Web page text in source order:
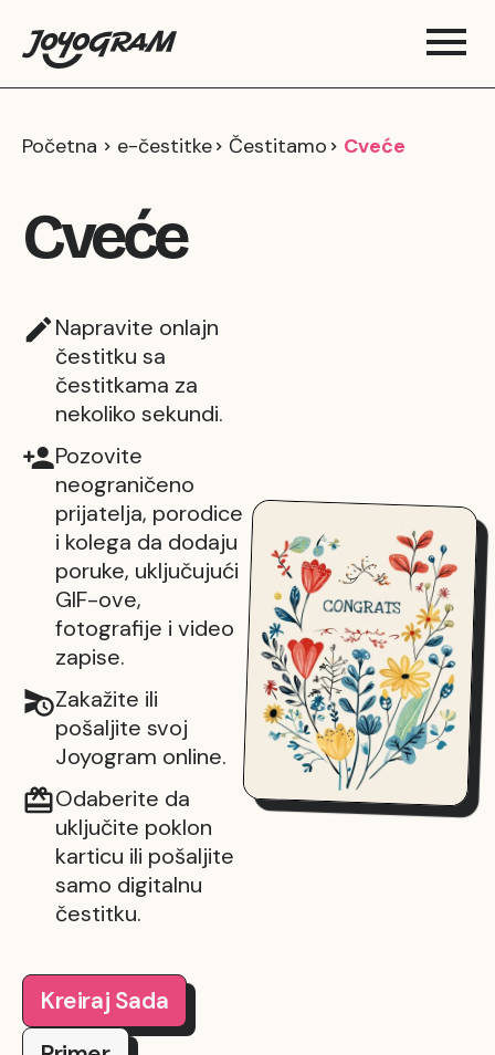
Početna e-čestitke Čestitamo Cveće
Cveće
Napravite onlajn
čestitku sa
čestitkama za
nekoliko sekundi.
Pozovite
neograničeno
prijatelja, porodice
i kolega da dodaju
poruke, uključujući
GIF-ove,
fotografije i video
zapise.
Zakažite ili
pošaljite svoj
Joyogram online.
Odaberite da
uključite poklon
karticu ili pošaljite
samo digitalnu
čestitku.
Kreiraj Sada